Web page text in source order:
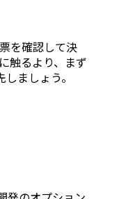
を確認して決
触るより、まず
ましょう。